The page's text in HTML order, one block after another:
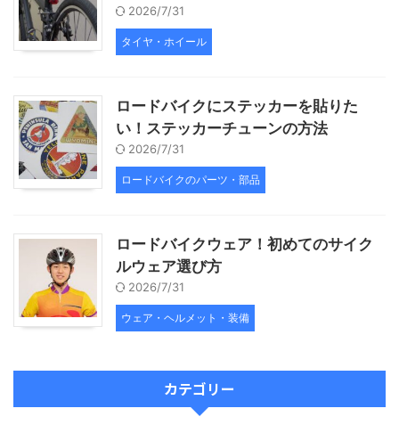
2026/7/31
タイヤ・ホイール
ロードバイクにステッカーを貼りた
い！ステッカーチューンの方法
2026/7/31
ロードバイクのパーツ・部品
ロードバイクウェア！初めてのサイク
ルウェア選び方
2026/7/31
ウェア・ヘルメット・装備
カテゴリー